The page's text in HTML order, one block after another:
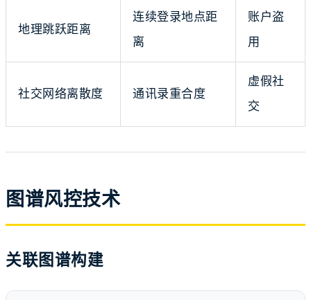
地理跳跃距离
连续登录地点距
离
账户盗
用
社交网络离散度 通讯录重合度
虚假社
交
图谱风控技术
关联图谱构建